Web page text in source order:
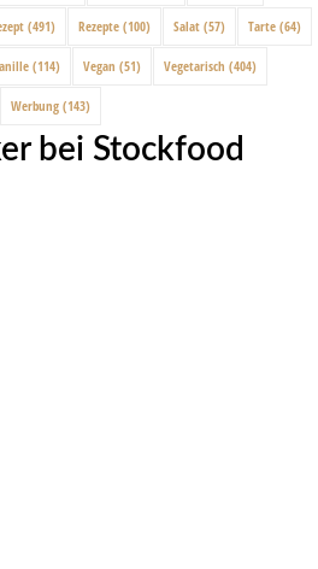
(491) Rezepte (100) Salat (57) Tarte (64)
(114) Vegan (51) Vegetarisch (404)
Werbung (143)
bei Stockfood